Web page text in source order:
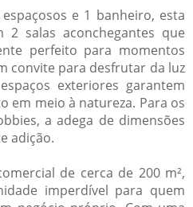
e 1 banheiro, esta
2 salas aconchegantes que
perfeito para momentos
convite para desfrutar da luz
exteriores garantem
em meio à natureza. Para os
a adega de dimensões
adição.
de cerca de 200 m²,
imperdível para quem